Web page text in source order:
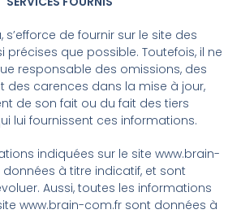
s’efforce de fournir sur le site des
précises que possible. Toutefois, il ne
responsable des omissions, des
des carences dans la mise à jour,
de son fait ou du fait des tiers
lui fournissent ces informations.
indiquées sur le site www.brain-
à titre indicatif, et sont
Aussi, toutes les informations
www.brain-com.fr sont données à